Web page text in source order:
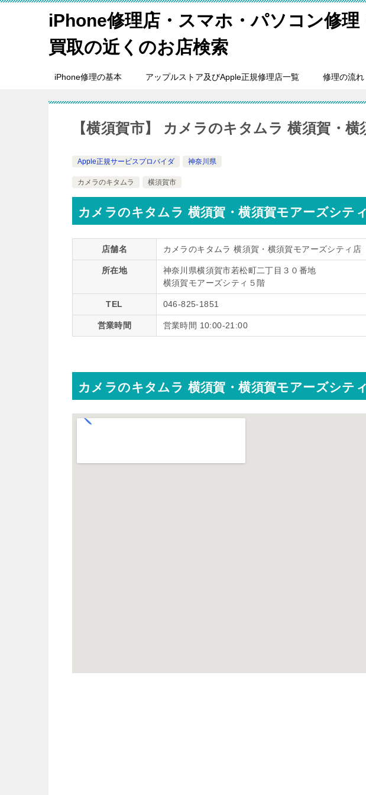
iPhone修理店・スマホ・パソコン修理
買取の近くのお店検索
iPhone修理の基本 アップルストア及びApple正規修理店一覧 修理の流れ
【横須賀市】 カメラのキタムラ 横須賀・
Apple正規サービスプロバイダ 神奈川県
カメラのキタムラ 横須賀市
カメラのキタムラ 横須賀・横須賀モアーズシテ
店舗名 カメラのキタムラ 横須賀・横須賀モアーズシティ店
所在地
神奈川県横須賀市若松町二丁目３０番地
横須賀モアーズシティ５階
TEL 046-825-1851
営業時間 営業時間 10:00-21:00
カメラのキタムラ 横須賀・横須賀モアーズシテ